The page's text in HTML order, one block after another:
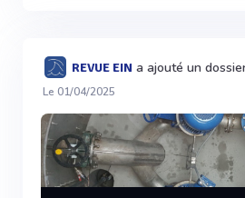
REVUE EIN a ajouté un
Le 01/04/2025